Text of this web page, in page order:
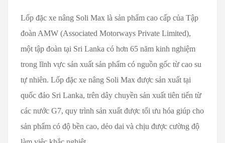
Lốp đặc xe nâng Soli Max là sản phẩm cao cấp của Tập
đoàn AMW (Associated Motorways Private Limited),
một tập đoàn tại Sri Lanka có hơn 65 năm kinh nghiệm
trong lĩnh vực sản xuất sản phẩm có nguồn gốc từ cao su
tự nhiên. Lốp đặc xe nâng Soli Max được sản xuất tại
quốc đảo Sri Lanka, trên dây chuyền sản xuất tiên tiến từ
các nước G7, quy trình sản xuất được tối ưu hóa giúp cho
sản phẩm có độ bền cao, dẻo dai và chịu được cường độ